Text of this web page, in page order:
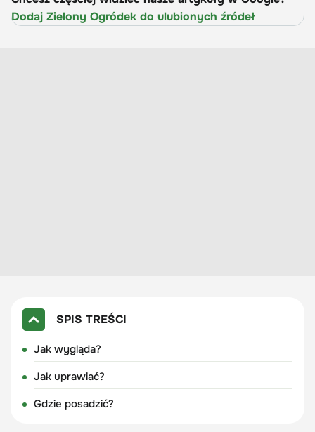
Dodaj Zielony Ogródek do ulubionych źródeł
SPIS TREŚCI
Jak wygląda?
Jak uprawiać?
Gdzie posadzić?